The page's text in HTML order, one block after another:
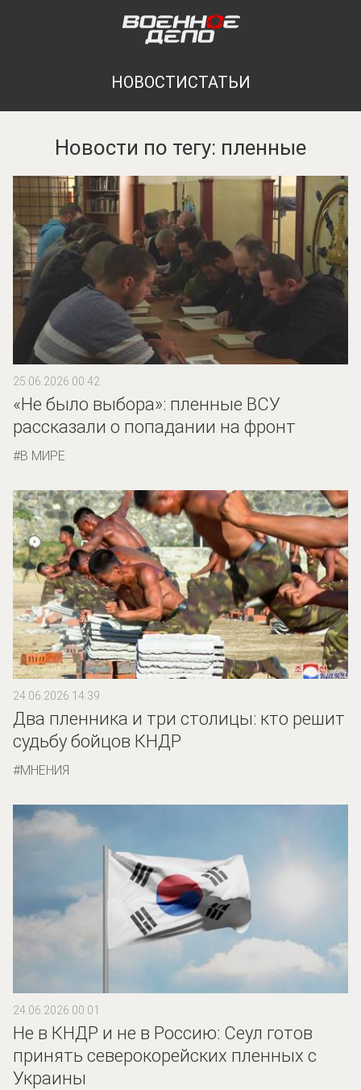
НОВОСТИСТАТЬИ
Новости по тегу: пленные
25.06.2026 00:42
«Не было выбора»: пленные ВСУ
рассказали о попадании на фронт
В МИРЕ
24.06.2026 14:39
Два пленника и три столицы: кто решит
судьбу бойцов КНДР
МНЕНИЯ
24.06.2026 00:01
Не в КНДР и не в Россию: Сеул готов
принять северокорейских пленных с
Украины